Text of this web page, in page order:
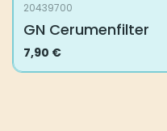
20439700
GN Cerumenfilter
7,90 €